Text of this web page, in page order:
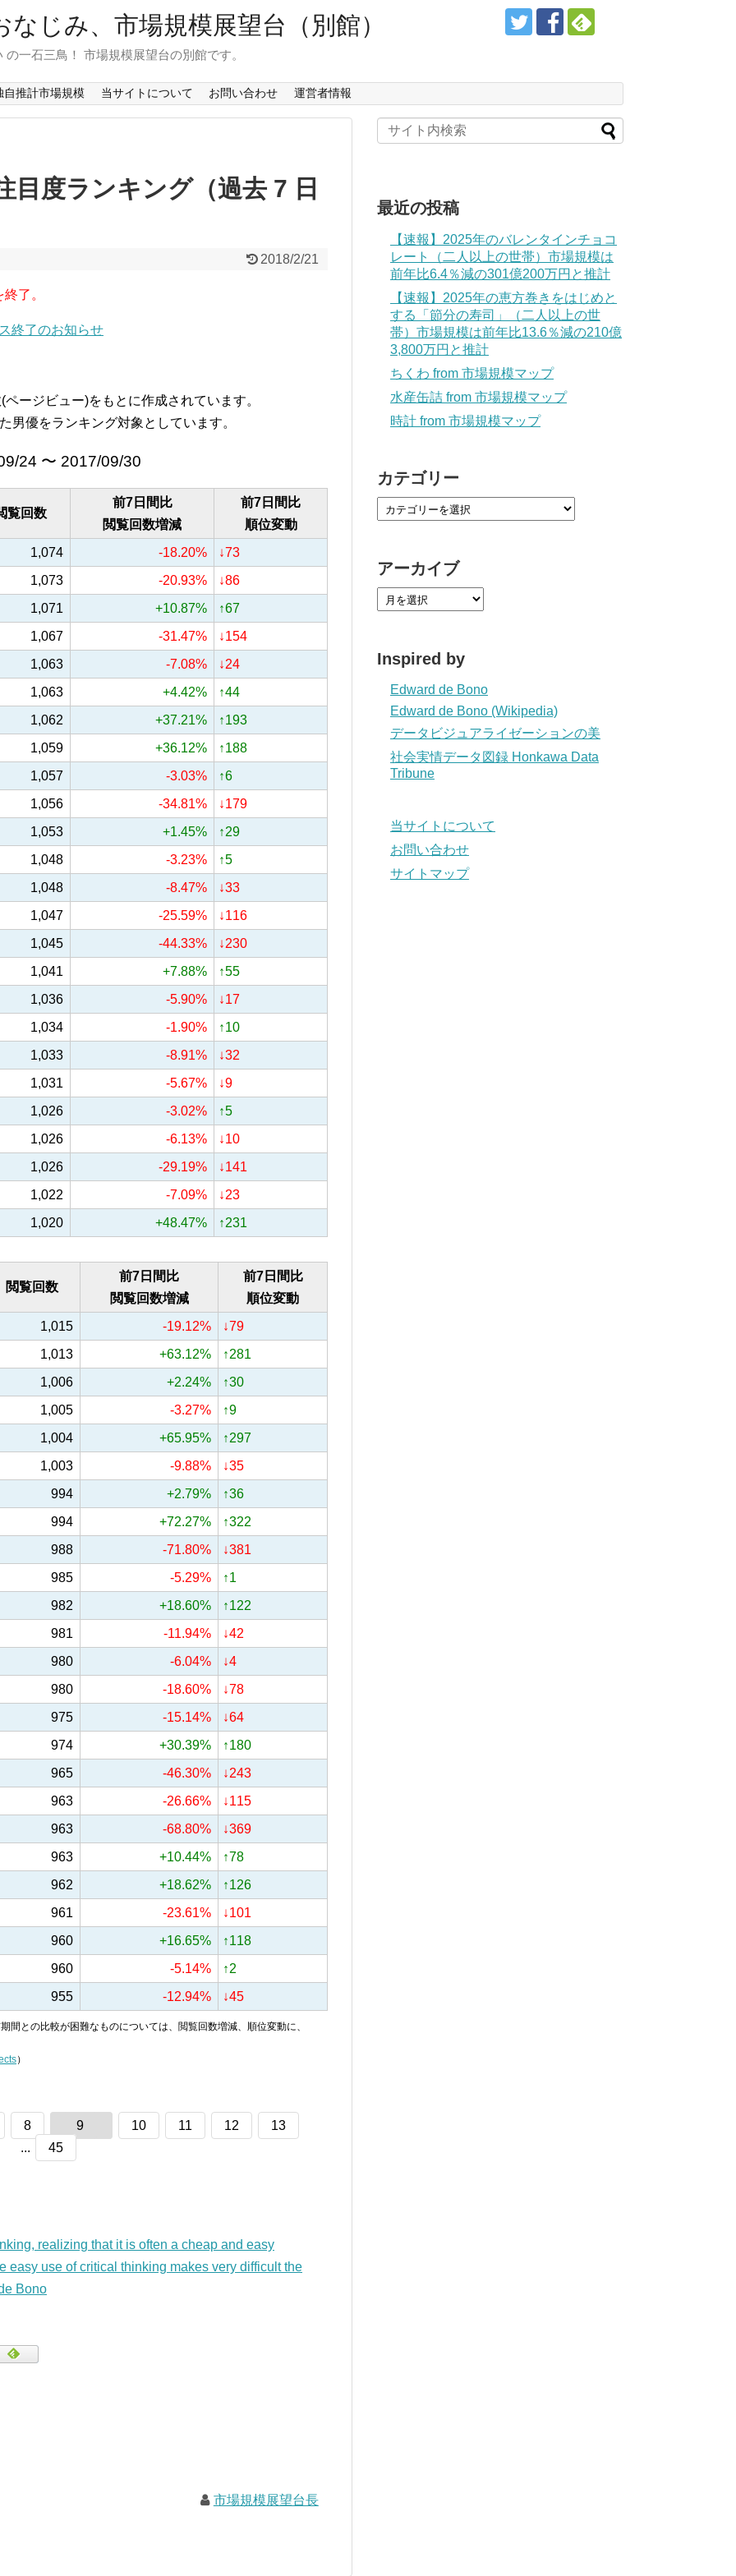
じみ、市場規模展望台（別館）
一石三鳥！ 市場規模展望台の別館です。
自推計市場規模 当サイトについて お問い合わせ 運営者情報
目度ランキング（過去 7 日
2018/2/21
了。
終了のお知らせ
ージビュー)をもとに作成されています。
男優をランキング対象としています。
24 〜 2017/09/30
覧回数
前7日間比
閲覧回数増減
前7日間比
順位変動
1,074
-18.20%
↓73
1,073
-20.93%
↓86
1,071
+10.87%
↑67
1,067
-31.47%
↓154
1,063
-7.08%
↓24
1,063
+4.42%
↑44
1,062
+37.21%
↑193
1,059
+36.12%
↑188
1,057
-3.03%
↑6
1,056
-34.81%
↓179
1,053
+1.45%
↑29
1,048
-3.23%
↑5
1,048
-8.47%
↓33
1,047
-25.59%
↓116
1,045
-44.33%
↓230
1,041
+7.88%
↑55
1,036
-5.90%
↓17
1,034
-1.90%
↑10
1,033
-8.91%
↓32
1,031
-5.67%
↓9
1,026
-3.02%
↑5
1,026
-6.13%
↓10
1,026
-29.19%
↓141
1,022
-7.09%
↓23
1,020
+48.47% ↑231
閲覧回数
前7日間比
閲覧回数増減
前7日間比
順位変動
1,015
-19.12%
↓79
1,013
+63.12%
↑281
1,006
+2.24%
↑30
1,005
-3.27%
↑9
1,004
+65.95%
↑297
1,003
-9.88%
↓35
994
+2.79%
↑36
994
+72.27%
↑322
988
-71.80%
↓381
985
-5.29%
↑1
982
+18.60%
↑122
981
-11.94%
↓42
980
-6.04%
↓4
980
-18.60%
↓78
975
-15.14%
↓64
974
+30.39%
↑180
965
-46.30%
↓243
963
-26.66%
↓115
963
-68.80%
↓369
963
+10.44%
↑78
962
+18.62%
↑126
961
-23.61%
↓101
960
+16.65%
↑118
960
-5.14%
↑2
955
-12.94% ↓45
との比較が困難なものについては、閲覧回数増減、順位変動に、
）
8 9 10 11 12
13
...
45
realizing that it is often a cheap and easy
easy use of critical thinking makes very difficult the
Bono
市場規模展望台長
最近の投稿
【速報】2025年のバレンタインチョコ
レート（二人以上の世帯）市場規模は
前年比6.4％減の301億200万円と推計
【速報】2025年の恵方巻きをはじめと
する「節分の寿司」（二人以上の世
帯）市場規模は前年比13.6％減の210億
3,800万円と推計
ちくわ from 市場規模マップ
水産缶詰 from 市場規模マップ
時計 from 市場規模マップ
カテゴリー
アーカイブ
Inspired by
Edward de Bono
Edward de Bono (Wikipedia)
データビジュアライゼーションの美
社会実情データ図録 Honkawa Data
Tribune
当サイトについて
お問い合わせ
サイトマップ